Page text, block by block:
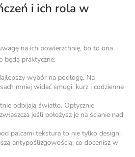
i ich rola w
na ich powierzchnię, bo to ona
będą praktyczne:
wybór na podłogę. Na
mniej widać smugi, kurz i codzienne
odbijają światło. Optycznie
jeśli położysz je na ścianie nad
palcami tekstura to nie tylko design.
antypoślizgowością, co docenisz w